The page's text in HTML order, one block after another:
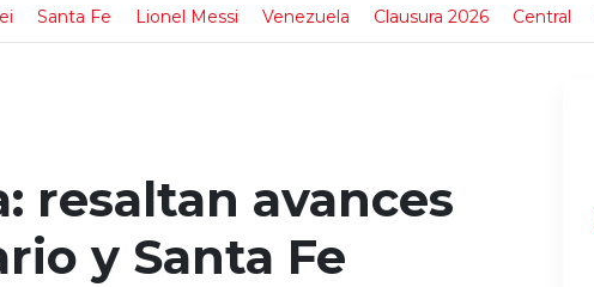
Santa Fe Lionel Messi Venezuela Clausura 2026 Central
resaltan avances
y Santa Fe